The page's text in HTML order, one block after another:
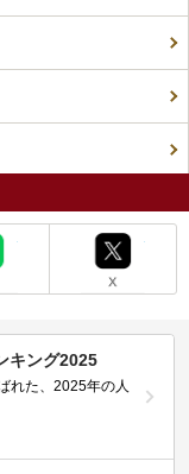
キング2025
れた、2025年の人